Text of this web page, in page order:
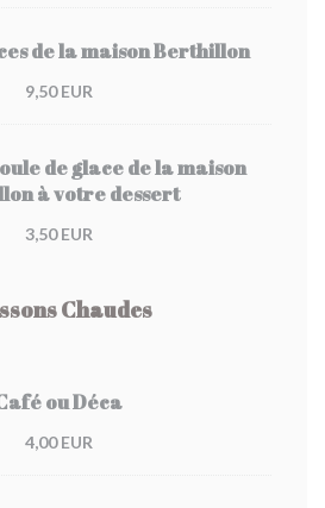
de la maison Berthillon
9,50 EUR
de glace de la maison
à votre dessert
3,50 EUR
Chaudes
ou Déca
4,00 EUR